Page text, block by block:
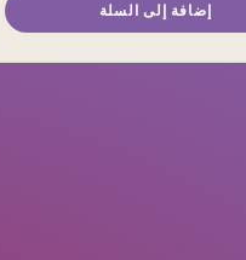
إضافة إلى السلة